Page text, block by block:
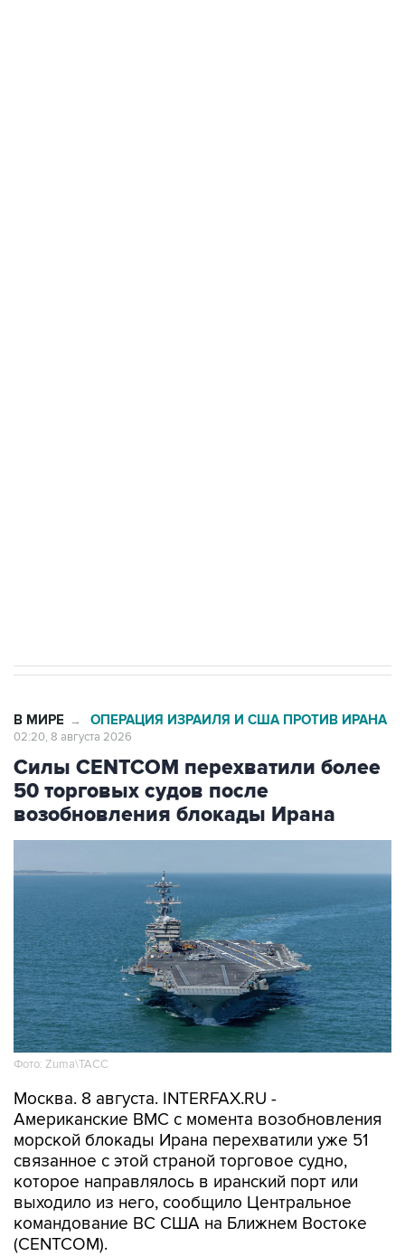
В МИРЕ → ОПЕРАЦИЯ ИЗРАИЛЯ И США ПРОТИВ ИРАНА
02:20, 8 августа 2026
Силы CENTCOM перехватили более
50 торговых судов после
возобновления блокады Ирана
Фото: Zuma\ТАСС
Москва. 8 августа. INTERFAX.RU -
Американские ВМС с момента возобновления
морской блокады Ирана перехватили уже 51
связанное с этой страной торговое судно,
которое направлялось в иранский порт или
выходило из него, сообщило Центральное
командование ВС США на Ближнем Востоке
(CENTCOM).